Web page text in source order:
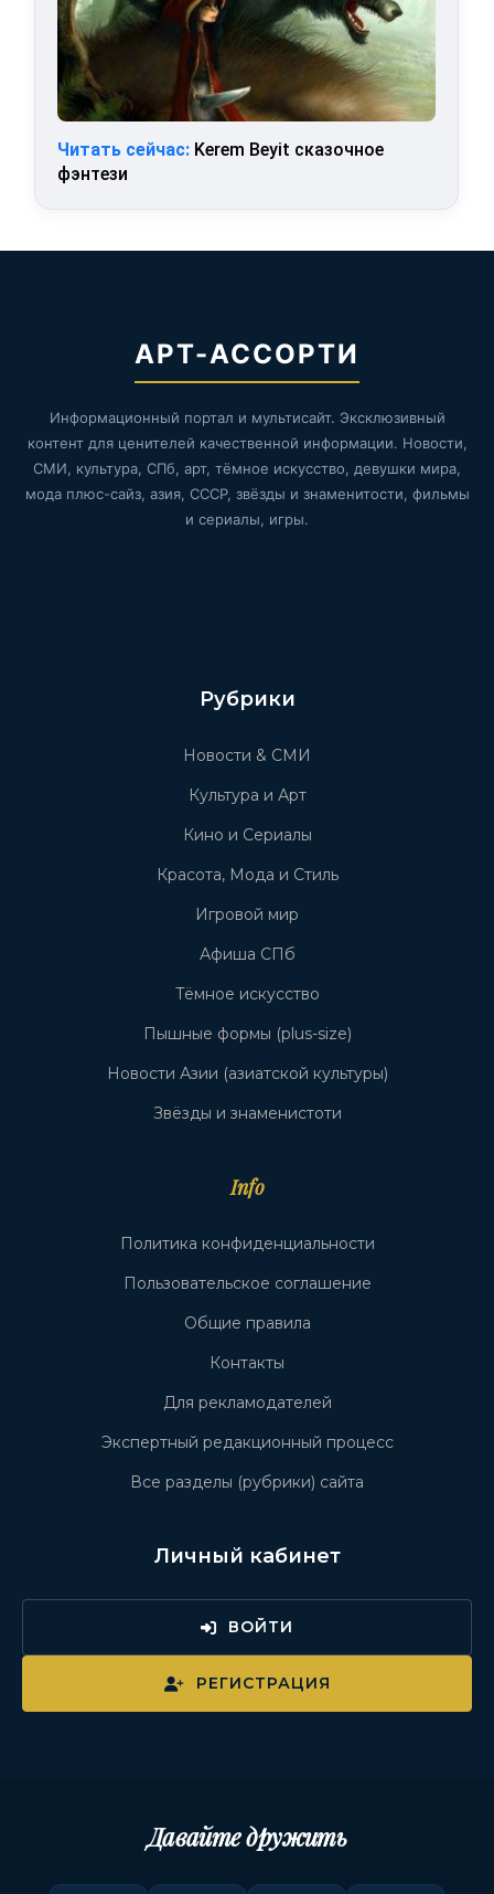
Читать сейчас: Kerem Beyit сказочное
фэнтези
АРТ-АССОРТИ
Информационный портал и мультисайт. Эксклюзивный
контент для ценителей качественной информации. Новости,
СМИ, культура, СПб, арт, тёмное искусство, девушки мира,
мода плюс-сайз, азия, СССР, звёзды и знаменитости, фильмы
и сериалы, игры.
Рубрики
Новости & СМИ
Культура и Арт
Кино и Сериалы
Красота, Мода и Стиль
Игровой мир
Афиша СПб
Тёмное искусство
Пышные формы (plus-size)
Новости Азии (азиатской культуры)
Звёзды и знаменистоти
Info
Политика конфиденциальности
Пользовательское соглашение
Общие правила
Контакты
Для рекламодателей
Экспертный редакционный процесс
Все разделы (рубрики) сайта
Личный кабинет
ВОЙТИ
РЕГИСТРАЦИЯ
Давайте дружить